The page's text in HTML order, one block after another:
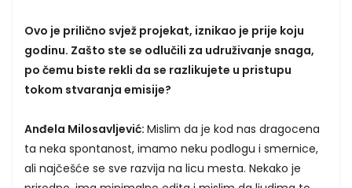
Ovo je prilično svjež projekat, iznikao je prije koju
godinu. Zašto ste se odlučili za udruživanje snaga,
po čemu biste rekli da se razlikujete u pristupu
tokom stvaranja emisije?
Anđela Milosavljević: Mislim da je kod nas dragocena
ta neka spontanost, imamo neku podlogu i smernice,
ali najčešće se sve razvija na licu mesta. Nekako je